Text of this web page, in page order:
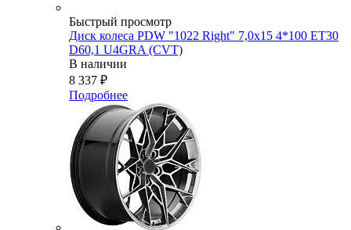
Быстрый просмотр
Диск колеса PDW "1022 Right" 7,0x15 4*100 ET30
D60,1 U4GRA (CVT)
В наличии
8 337 ₽
Подробнее